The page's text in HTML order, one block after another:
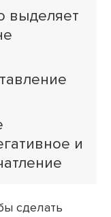
выделяет
и
сделать